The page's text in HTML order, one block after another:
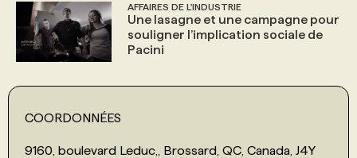
AFFAIRES DE L'INDUSTRIE
Une lasagne et une campagne pour
souligner l’implication sociale de
Pacini
COORDONNÉES
9160, boulevard Leduc,, Brossard, QC, Canada, J4Y